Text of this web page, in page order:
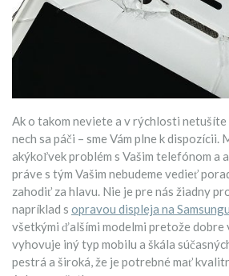
Ak o takom neviete a v rýchlosti
nech sa páči – sme Vám plne k
akýkoľvek problém s Vašim telefónom a
práve s tým Vašim nebudeme vedieť
zahodiť za hlavu. Nie je pre nás žiadny
napríklad s opravou displeja na
všetkými ďalšími modelmi pretože dobre
vyhovuje iný typ mobilu a škála
pestrá a široká, že je potrebné mať